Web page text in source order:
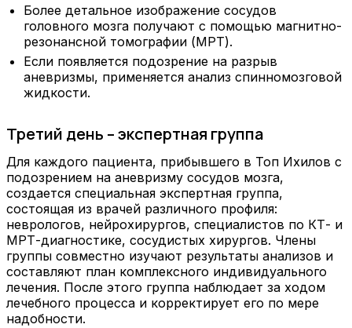
Более детальное изображение сосудов
головного мозга получают с помощью магнитно-
резонансной томографии (МРТ).
Если появляется подозрение на разрыв
аневризмы, применяется анализ спинномозговой
жидкости.
Третий день – экспертная группа
Для каждого пациента, прибывшего в Топ Ихилов с
подозрением на аневризму сосудов мозга,
создается специальная экспертная группа,
состоящая из врачей различного профиля:
неврологов, нейрохирургов, специалистов по КТ- и
МРТ-диагностике, сосудистых хирургов. Члены
группы совместно изучают результаты анализов и
составляют план комплексного индивидуального
лечения. После этого группа наблюдает за ходом
лечебного процесса и корректирует его по мере
надобности.